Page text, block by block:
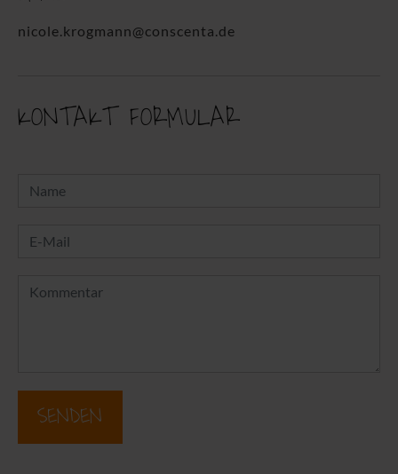
nicole.krogmann@conscenta.de
KONTAKT FORMULAR
SENDEN